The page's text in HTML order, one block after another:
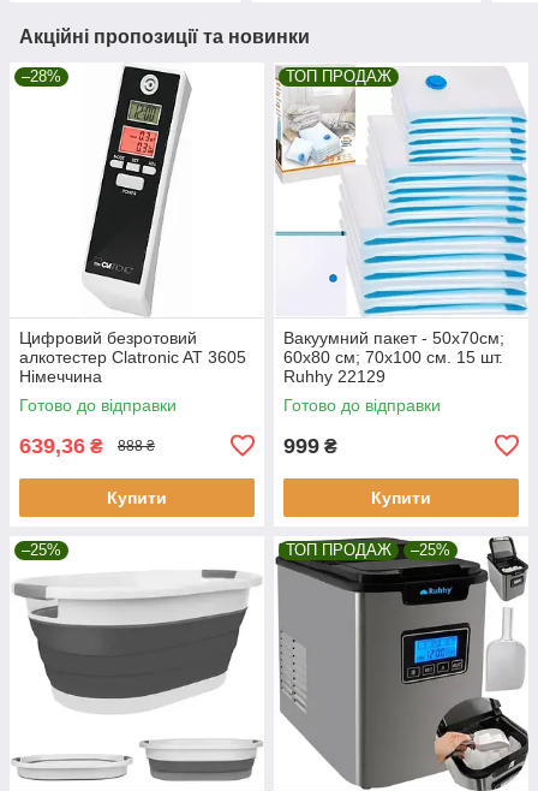
Акційні пропозиції та новинки
–28%
Цифровий безротовий
алкотестер Clatronic AT 3605
Німеччина
Готово до відправки
639,36 ₴ 888 ₴
Купити
ТОП ПРОДАЖ
Вакуумний пакет - 50х70см;
60х80 см; 70х100 см. 15 шт.
Ruhhy 22129
Готово до відправки
999 ₴
Купити
–25% ТОП ПРОДАЖ –25%